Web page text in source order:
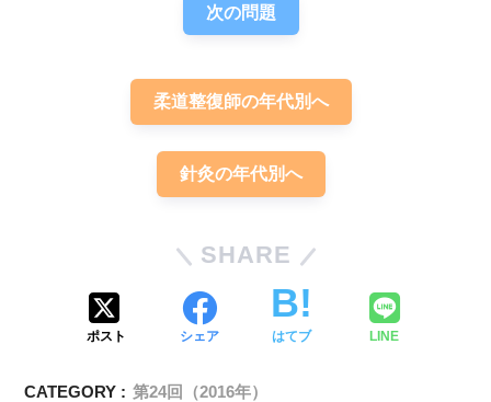
次の問題
柔道整復師の年代別へ
針灸の年代別へ
SHARE
ポスト シェア はてブ LINE
CATEGORY : 第24回（2016年）